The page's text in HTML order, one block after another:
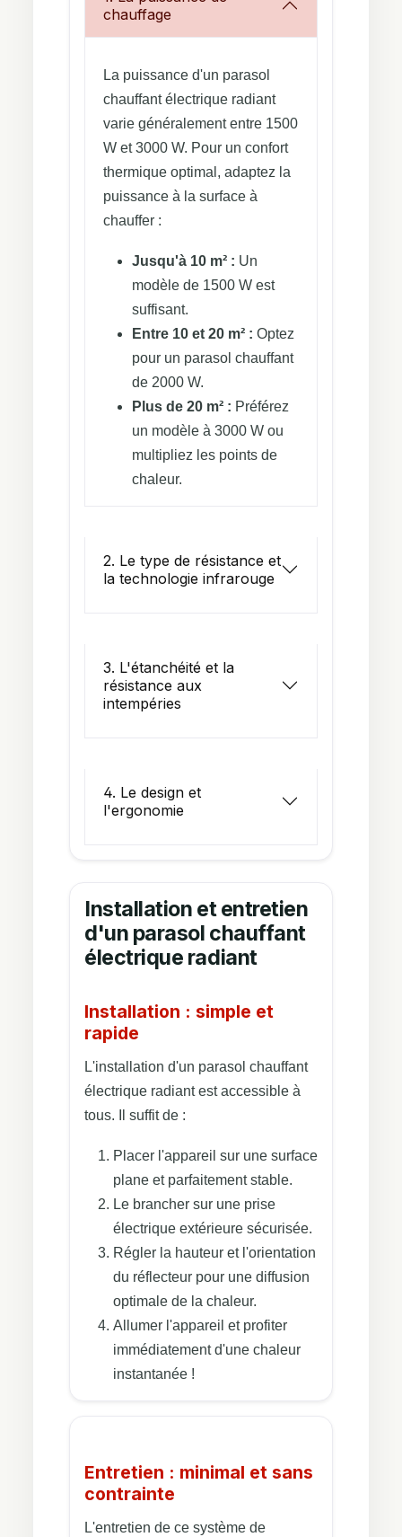
chauffage
La puissance d'un parasol
chauffant électrique radiant
varie généralement entre 1500
W et 3000 W. Pour un confort
thermique optimal, adaptez la
puissance à la surface à
chauffer :
Jusqu'à 10 m² : Un
modèle de 1500 W est
suffisant.
Entre 10 et 20 m² : Optez
pour un parasol chauffant
de 2000 W.
Plus de 20 m² : Préférez
un modèle à 3000 W ou
multipliez les points de
chaleur.
2. Le type de résistance et
la technologie infrarouge
3. L'étanchéité et la
résistance aux
intempéries
4. Le design et
l'ergonomie
Installation et entretien
d'un parasol chauffant
électrique radiant
Installation : simple et
rapide
L'installation d'un parasol chauffant
électrique radiant est accessible à
tous. Il suffit de :
Placer l'appareil sur une surface
plane et parfaitement stable.
Le brancher sur une prise
électrique extérieure sécurisée.
Régler la hauteur et l'orientation
du réflecteur pour une diffusion
optimale de la chaleur.
Allumer l'appareil et profiter
immédiatement d'une chaleur
instantanée !
Entretien : minimal et sans
contrainte
L'entretien de ce système de